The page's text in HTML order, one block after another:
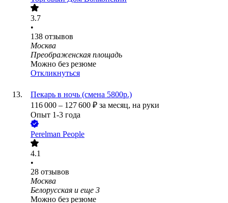
3.7
•
138 отзывов
Москва
Преображенская площадь
Можно без резюме
Откликнуться
Пекарь в ночь (смена 5800р.)
116 000 – 127 600 ₽ за месяц, на руки
Опыт 1-3 года
Perelman People
4.1
•
28 отзывов
Москва
Белорусская и еще 3
Можно без резюме